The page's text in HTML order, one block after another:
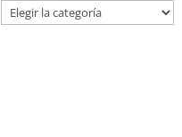
Categorías